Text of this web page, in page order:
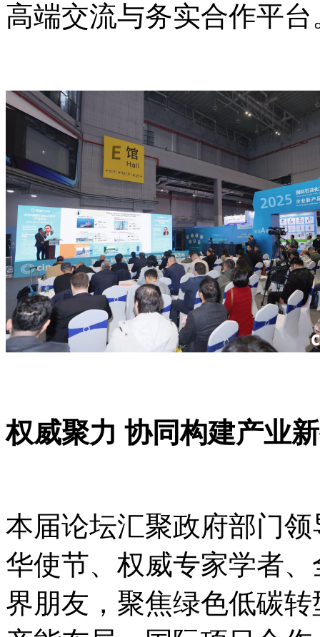
高端交流与务实合作平台
权威聚力 协同构建产业新
本届论坛汇聚政府部门
华使节、权威专家学者
界朋友，聚焦绿色低碳